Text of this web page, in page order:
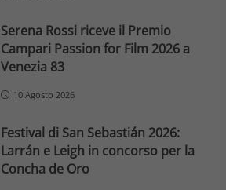
Serena Rossi riceve il Premio
Campari Passion for Film 2026 a
Venezia 83
10 Agosto 2026
Festival di San Sebastián 2026:
Larrán e Leigh in concorso per la
Concha de Oro